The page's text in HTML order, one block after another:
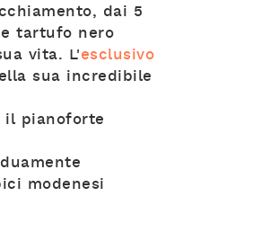
dai 5
tartufo nero
vita. L'esclusivo
sua incredibile
il pianoforte
modenesi